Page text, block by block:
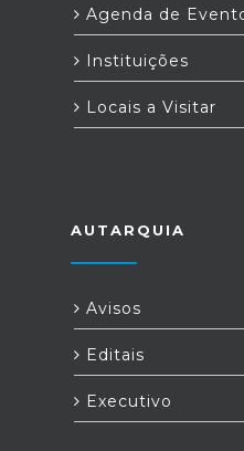
Agenda de
Instituições
Locais a Visitar
AUTARQUIA
Avisos
Editais
Executivo